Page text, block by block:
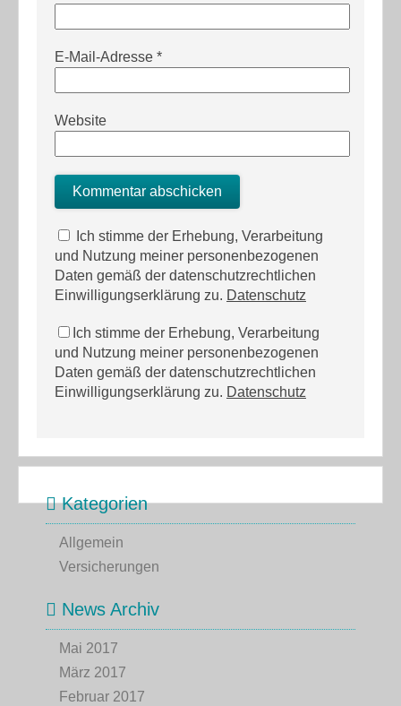
E-Mail-Adresse *
Website
Ich stimme der Erhebung, Verarbeitung
und Nutzung meiner personenbezogenen
Daten gemäß der datenschutzrechtlichen
Einwilligungserklärung zu. Datenschutz
Ich stimme der Erhebung, Verarbeitung
und Nutzung meiner personenbezogenen
Daten gemäß der datenschutzrechtlichen
Einwilligungserklärung zu. Datenschutz
Kategorien
Allgemein
Versicherungen
News Archiv
Mai 2017
März 2017
Februar 2017